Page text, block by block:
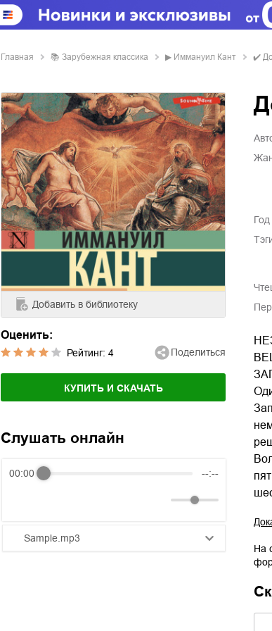
Главная 📚 зарубежная классика ▶ Иммануил Кант ✔️
Добавить в библиотеку
Оценить:
Рейтинг: 4 Поделиться
КУПИТЬ И СКАЧАТЬ
Слушать онлайн
00:00 --:--
Sample.mp3
На